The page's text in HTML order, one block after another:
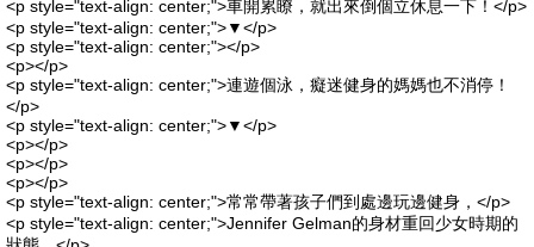
<p style="text-align: center;">車開累瞭，就出來倒個立休息一下！</p>
<p style="text-align: center;">▼</p>
<p style="text-align: center;"></p>
<p></p>
<p style="text-align: center;">連遊個泳，癡迷健身的媽媽也不消停！
</p>
<p style="text-align: center;">▼</p>
<p></p>
<p></p>
<p></p>
<p style="text-align: center;">常常帶著孩子們到處邊玩邊健身，</p>
<p style="text-align: center;">Jennifer Gelman的身材重回少女時期的